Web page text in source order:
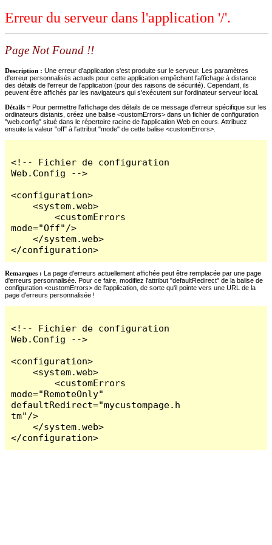
Erreur du serveur dans l'application '/'.
Page Not Found !!
Description : Une erreur d'application s'est produite sur le serveur. Les paramètres
d'erreur personnalisés actuels pour cette application empêchent l'affichage à distance
des détails de l'erreur de l'application (pour des raisons de sécurité). Cependant, ils
peuvent être affichés par les navigateurs qui s'exécutent sur l'ordinateur serveur local.
Détails = Pour permettre l'affichage des détails de ce message d'erreur spécifique sur les
ordinateurs distants, créez une balise <customErrors> dans un fichier de configuration
"web.config" situé dans le répertoire racine de l'application Web en cours. Attribuez
ensuite la valeur "off" à l'attribut "mode" de cette balise <customErrors>.
<!-- Fichier de configuration
Web.Config -->
<configuration>
    <system.web>
        <customErrors
mode="Off"/>
    </system.web>
</configuration>
Remarques : La page d'erreurs actuellement affichée peut être remplacée par une page
d'erreurs personnalisée. Pour ce faire, modifiez l'attribut "defaultRedirect" de la balise de
configuration <customErrors> de l'application, de sorte qu'il pointe vers une URL de la
page d'erreurs personnalisée !
<!-- Fichier de configuration
Web.Config -->
<configuration>
    <system.web>
        <customErrors
mode="RemoteOnly"
defaultRedirect="mycustompage.h
tm"/>
    </system.web>
</configuration>